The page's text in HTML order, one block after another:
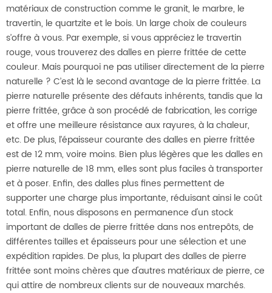
matériaux de construction comme le granit, le marbre, le
travertin, le quartzite et le bois. Un large choix de couleurs
s’offre à vous. Par exemple, si vous appréciez le travertin
rouge, vous trouverez des dalles en pierre frittée de cette
couleur. Mais pourquoi ne pas utiliser directement de la pierre
naturelle ? C’est là le second avantage de la pierre frittée. La
pierre naturelle présente des défauts inhérents, tandis que la
pierre frittée, grâce à son procédé de fabrication, les corrige
et offre une meilleure résistance aux rayures, à la chaleur,
etc. De plus, l’épaisseur courante des dalles en pierre frittée
est de 12 mm, voire moins. Bien plus légères que les dalles en
pierre naturelle de 18 mm, elles sont plus faciles à transporter
et à poser. Enfin, des dalles plus fines permettent de
supporter une charge plus importante, réduisant ainsi le coût
total. Enfin, nous disposons en permanence d'un stock
important de dalles de pierre frittée dans nos entrepôts, de
différentes tailles et épaisseurs pour une sélection et une
expédition rapides. De plus, la plupart des dalles de pierre
frittée sont moins chères que d'autres matériaux de pierre, ce
qui attire de nombreux clients sur de nouveaux marchés.